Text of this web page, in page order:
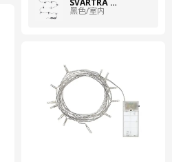
UTSUND 乌森 LED灯串12头
黑色/室内